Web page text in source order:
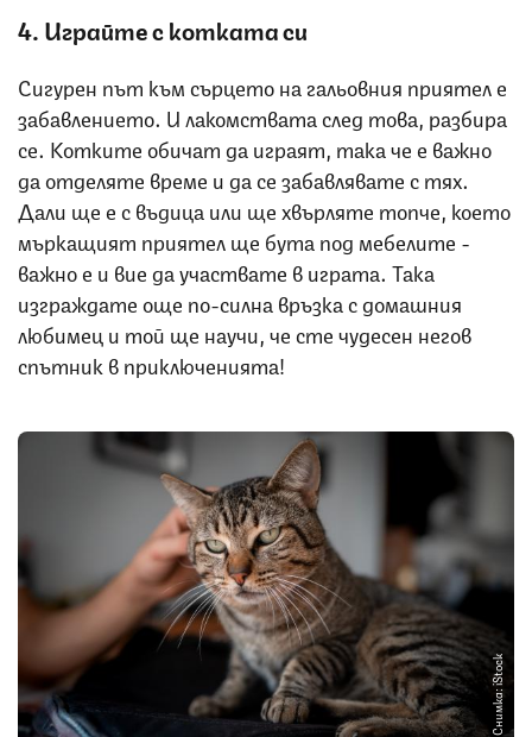
4. Играйте с котката си
Сигурен път към сърцето на гальовния приятел е
забавлението. И лакомствата след това, разбира
се. Котките обичат да играят, така че е важно
да отделяте време и да се забавлявате с тях.
Дали ще е с въдица или ще хвърляте топче, което
мъркащият приятел ще бута под мебелите -
важно е и вие да участвате в играта. Така
изграждате още по-силна връзка с домашния
любимец и той ще научи, че сте чудесен негов
спътник в приключенията!
Снимка: iStock